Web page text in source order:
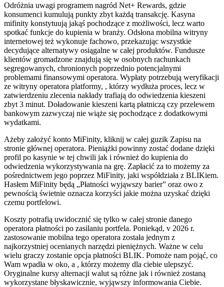
Odróżnia uwagi programem nagród Net+ Rewards, gdzie
konsumenci kumulują punkty zbyt każdą transakcję. Kasyna
mifinity konstytuują jakąś pochodzące z możliwości, lecz warto
spotkać funkcje do kupienia w branży. Odsłona mobilna witryny
internetowej też wykonuje fachowo, przekazując wszystkie
decydujące alternatywy osiągalne w całej produktów. Fundusze
klientów gromadzone znajdują się w osobnych rachunkach
segregowanych, chronionych poprzednio potencjalnymi
problemami finansowymi operatora. Wypłaty potrzebują weryfikacji
ze witryny operatora platformy, , którzy wydłuża proces, lecz w
zatwierdzeniu zlecenia nakłady trafiają do odwiedzenia kieszeni
zbyt 3 minut. Doładowanie kieszeni kartą płatniczą czy przelewem
bankowym zazwyczaj nie wiąże się pochodzące z dodatkowymi
wydatkami.
Ażeby założyć konto MiFinity, kliknij w całej guzik Zapisu na
stronie głównej operatora. Pieniążki powinny zostać dodane dzięki
profil po kasynie w tej chwili jak i również do kupienia do
odwiedzenia wykorzystywania na grę. Zapłacić za to możemy za
pośrednictwem jego poprzez MiFinity, jaki współdziała z BLIKiem.
Hasłem MiFinity będą „Płatności wyjąwszy barier” oraz owo z
pewnością świetnie oznacza korzyści jakie można uzyskać dzięki
czemu portfelowi.
Koszty potrafią uwidocznić się tylko w całej stronie danego
operatora płatności po zasilaniu portfela. Poniekąd, v 2026 r.
zastosowanie mobilna tego operatora została jednym z
najkorzystniej ocenianych narzędzi pieniężnych. Ważne w celu
wielu graczy zostanie opcja płatności BLIK. Pomoże nam pojąć, co
Wam wpadła w oko, a , którzy możemy dla ciebie ulepszyć.
Oryginalne kursy alternacji walut są różne jak i również zostaną
wykorzystane błyskawicznie, wyjąwszy informowania Ciebie.